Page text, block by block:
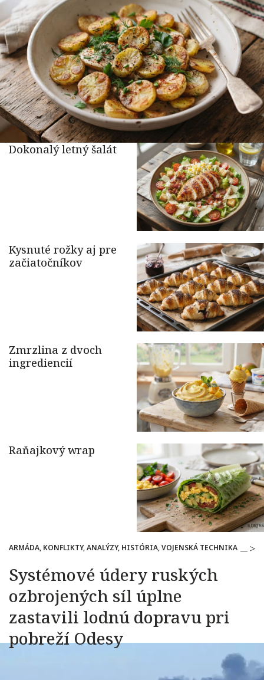
ARMÁDA, KONFLIKTY, ANALÝZY, HISTÓRIA, VOJENSKÁ TECHNIKA